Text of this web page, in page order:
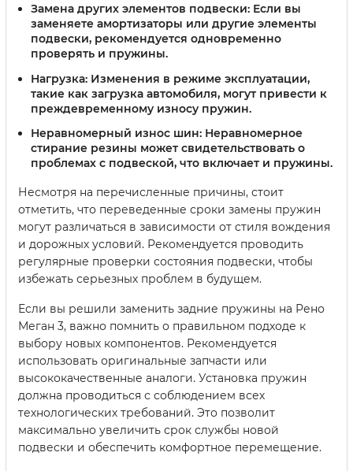
Замена других элементов подвески: Если вы
заменяете амортизаторы или другие элементы
подвески, рекомендуется одновременно
проверять и пружины.
Нагрузка: Изменения в режиме эксплуатации,
такие как загрузка автомобиля, могут привести к
преждевременному износу пружин.
Неравномерный износ шин: Неравномерное
стирание резины может свидетельствовать о
проблемах с подвеской, что включает и пружины.
Несмотря на перечисленные причины, стоит
отметить, что переведенные сроки замены пружин
могут различаться в зависимости от стиля вождения
и дорожных условий. Рекомендуется проводить
регулярные проверки состояния подвески, чтобы
избежать серьезных проблем в будущем.
Если вы решили заменить задние пружины на Рено
Меган 3, важно помнить о правильном подходе к
выбору новых компонентов. Рекомендуется
использовать оригинальные запчасти или
высококачественные аналоги. Установка пружин
должна проводиться с соблюдением всех
технологических требований. Это позволит
максимально увеличить срок службы новой
подвески и обеспечить комфортное перемещение.